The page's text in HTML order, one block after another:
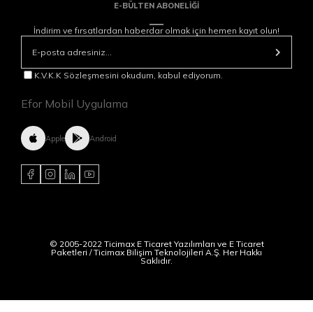
E-BÜLTEN ABONELİĞİ
İndirim ve fırsatlardan haberdar olmak için hemen kayıt olun!
K.V.K.K Sözleşmesini okudum, kabul ediyorum.
Efor Mobil Uygulama
Apple Android
© 2005-2022 Ticimax E Ticaret Yazılımları ve E Ticaret
Paketleri / Ticimax Bilişim Teknolojileri A.Ş. Her Hakkı
Saklıdır.